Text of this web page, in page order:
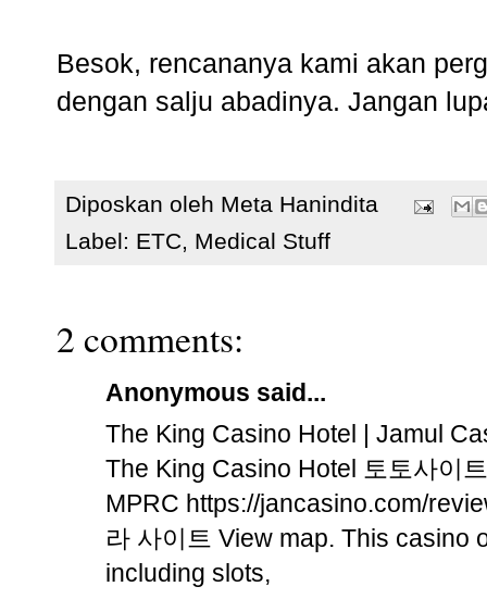
Besok, rencananya kami akan
dengan salju abadinya. Jangan
Diposkan oleh Meta Hanindita
Label: ETC, Medical Stuff
2 comments:
Anonymous said...
The King Casino Hotel | Jamul
The King Casino Hotel 토토사이트
MPRC https://jancasino.com/
라 사이트 View map. This casino
including slots,